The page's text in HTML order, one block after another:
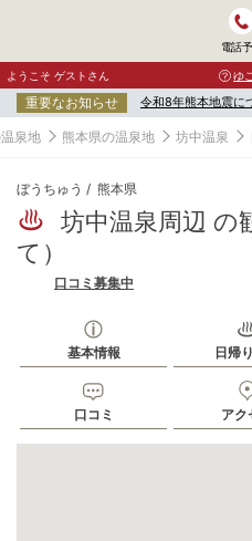
電話
ようこそ ゲストさん ゆ
重要なお知らせ 令和8年熊本地震に
泉地 熊本県の温泉地 坊中温泉
ぼうちゅう 熊本県
坊中温泉周辺 の
て）
口コミ募集中
基本情報 日帰
口コミ アク